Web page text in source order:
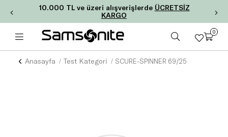
10.000 TL ve üzeri alışverişlerde ÜCRETSİZ
KARGO
0
Anasayfa Test Kategori SCURE-SPINNER 69/25